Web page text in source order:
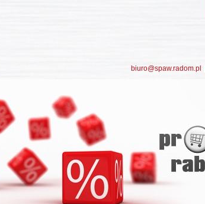
biuro@spaw.radom.pl